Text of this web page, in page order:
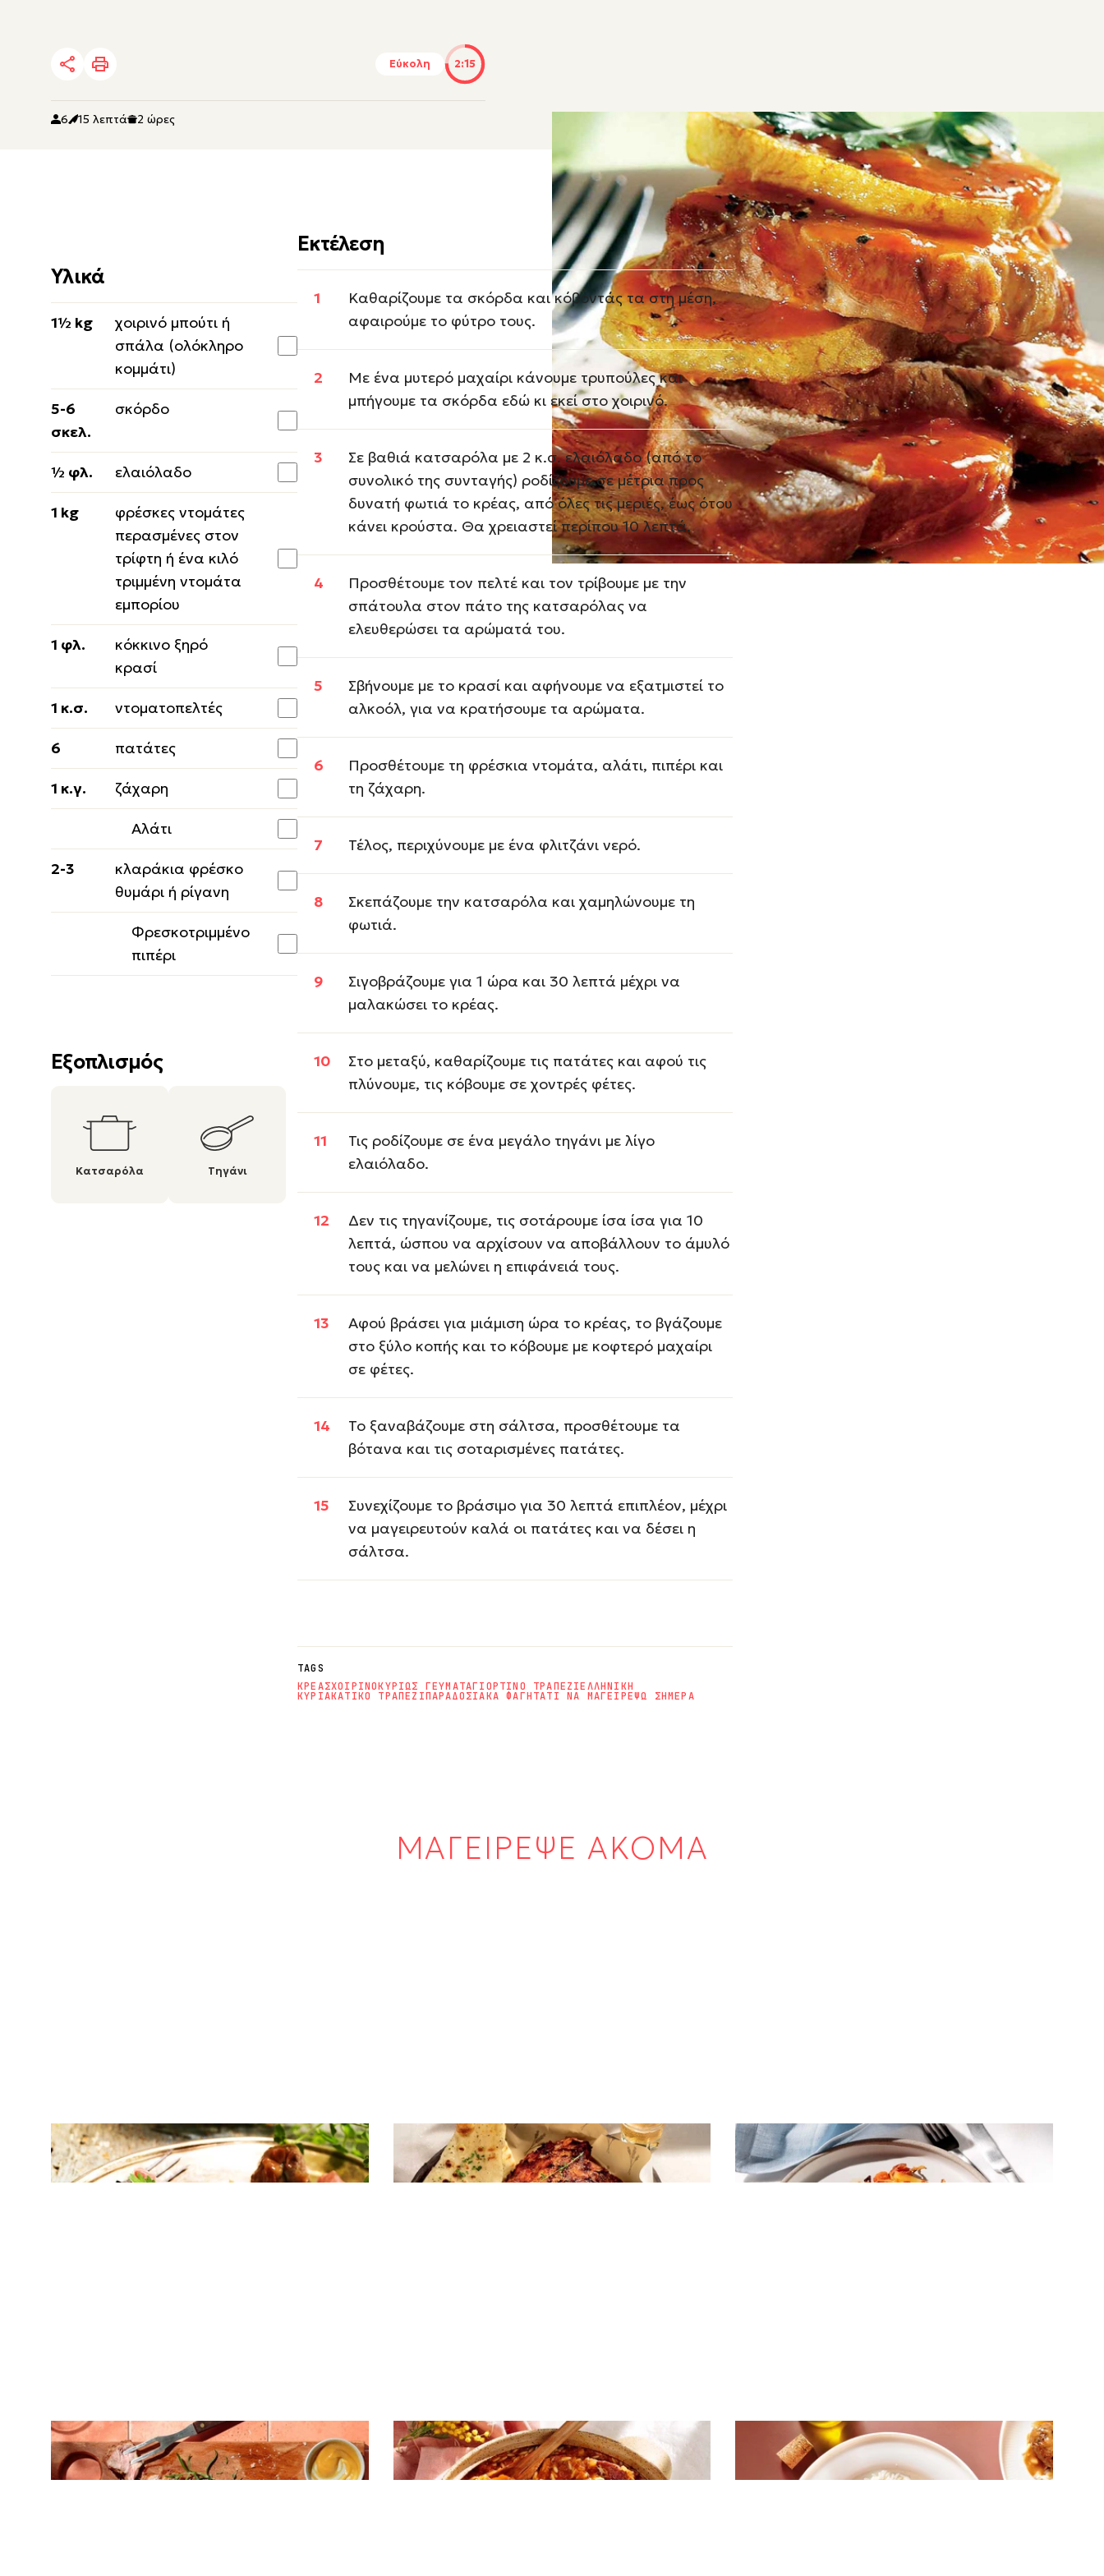
Εύκολη 2:15
6 15 λεπτά 2 ώρες
Υλικά
1½ kg
χοιρινό μπούτι ή
σπάλα (ολόκληρο
κομμάτι)
5-6
σκελ.
σκόρδο
½ φλ. ελαιόλαδο
1 kg
φρέσκες ντομάτες
περασμένες στον
τρίφτη ή ένα κιλό
τριμμένη ντομάτα
εμπορίου
1 φλ.
κόκκινο ξηρό
κρασί
1 κ.σ. ντοματοπελτές
6 πατάτες
1 κ.γ. ζάχαρη
Αλάτι
2-3
κλαράκια φρέσκο
θυμάρι ή ρίγανη
Φρεσκοτριμμένο
πιπέρι
Εξοπλισμός
Κατσαρόλα Τηγάνι
Εκτέλεση
Καθαρίζουμε τα σκόρδα και κόβοντάς τα στη μέση,
αφαιρούμε το φύτρο τους.
Με ένα μυτερό μαχαίρι κάνουμε τρυπούλες και
μπήγουμε τα σκόρδα εδώ κι εκεί στο χοιρινό.
Σε βαθιά κατσαρόλα με 2 κ.σ. ελαιόλαδο (από το
συνολικό της συνταγής) ροδίζουμε σε μέτρια προς
δυνατή φωτιά το κρέας, από όλες τις μεριές, έως ότου
κάνει κρούστα. Θα χρειαστεί περίπου 10 λεπτά.
Προσθέτουμε τον πελτέ και τον τρίβουμε με την
σπάτουλα στον πάτο της κατσαρόλας να
ελευθερώσει τα αρώματά του.
Σβήνουμε με το κρασί και αφήνουμε να εξατμιστεί το
αλκοόλ, για να κρατήσουμε τα αρώματα.
Προσθέτουμε τη φρέσκια ντομάτα, αλάτι, πιπέρι και
τη ζάχαρη.
Τέλος, περιχύνουμε με ένα φλιτζάνι νερό.
Σκεπάζουμε την κατσαρόλα και χαμηλώνουμε τη
φωτιά.
Σιγοβράζουμε για 1 ώρα και 30 λεπτά μέχρι να
μαλακώσει το κρέας.
Στο μεταξύ, καθαρίζουμε τις πατάτες και αφού τις
πλύνουμε, τις κόβουμε σε χοντρές φέτες.
Τις ροδίζουμε σε ένα μεγάλο τηγάνι με λίγο
ελαιόλαδο.
Δεν τις τηγανίζουμε, τις σοτάρουμε ίσα ίσα για 10
λεπτά, ώσπου να αρχίσουν να αποβάλλουν το άμυλό
τους και να μελώνει η επιφάνειά τους.
Αφού βράσει για μιάμιση ώρα το κρέας, το βγάζουμε
στο ξύλο κοπής και το κόβουμε με κοφτερό μαχαίρι
σε φέτες.
Το ξαναβάζουμε στη σάλτσα, προσθέτουμε τα
βότανα και τις σοταρισμένες πατάτες.
Συνεχίζουμε το βράσιμο για 30 λεπτά επιπλέον, μέχρι
να μαγειρευτούν καλά οι πατάτες και να δέσει η
σάλτσα.
TAGS
ΚΡΕΑΣΧΟΙΡΙΝΟΚΥΡΙΩΣ ΓΕΥΜΑΤΑΓΙΟΡΤΙΝΟ ΤΡΑΠΕΖΙΕΛΛΗΝΙΚΗ
ΚΥΡΙΑΚΑΤΙΚΟ ΤΡΑΠΕΖΙΠΑΡΑΔΟΣΙΑΚΑ ΦΑΓΗΤΑΤΙ ΝΑ ΜΑΓΕΙΡΕΨΩ ΣΗΜΕΡΑ
ΜΑΓΕΙΡΕΨΕ ΑΚΟΜΑ
Μοσχαρίσια ρολάκια γεμιστά με
μοτσαρέλα και προσούτο
ΚΡΕΑΣ
Spare ribs που λιώνουν στο στόμα
ΚΡΕΑΣ
Χοιρινά μπριζολάκια λαιμού στο
φούρνο
ΚΡΕΑΣ
Ζουμερό T-Bone στη σχάρα
ΚΡΕΑΣ
Βετούλι γιουβέτσι
ΚΡΕΑΣ
Κεφτέδες με λεμονάτη σάλτσα
μουστάρδας